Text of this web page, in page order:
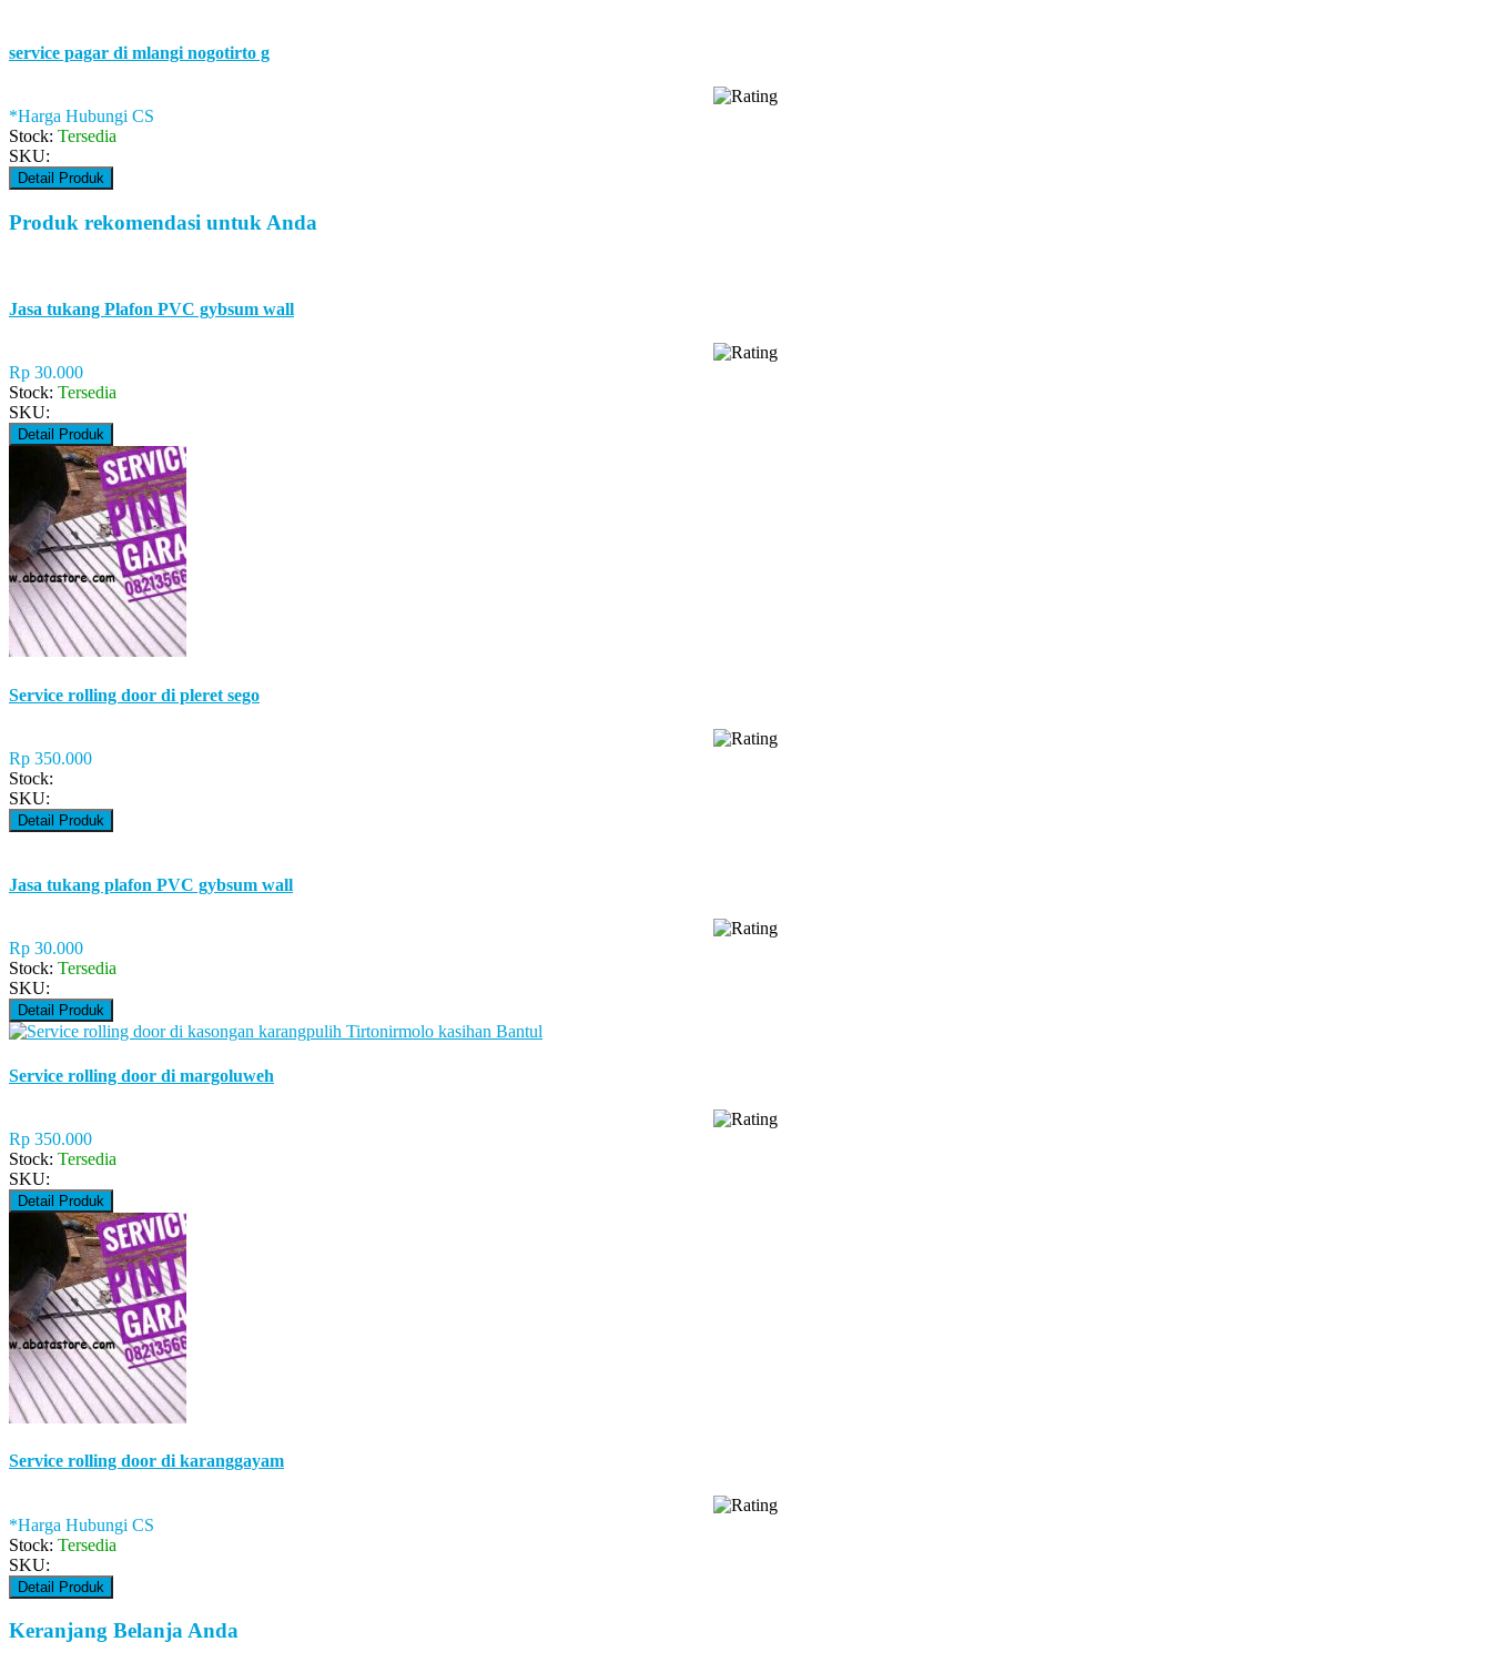
service pagar di mlangi nogotirto g
*Harga Hubungi CS
Stock: Tersedia
SKU:
Detail Produk
Produk rekomendasi untuk Anda
Jasa tukang Plafon PVC gybsum wall
Rp 30.000
Stock: Tersedia
SKU:
Detail Produk
Service rolling door di pleret sego
Rp 350.000
Stock:
SKU:
Detail Produk
Jasa tukang plafon PVC gybsum wall
Rp 30.000
Stock: Tersedia
SKU:
Detail Produk
Service rolling door di margoluweh
Rp 350.000
Stock: Tersedia
SKU:
Detail Produk
Service rolling door di karanggayam
*Harga Hubungi CS
Stock: Tersedia
SKU:
Detail Produk
Keranjang Belanja Anda